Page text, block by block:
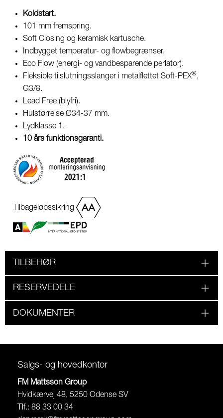
Koldstart.
101 mm fremspring.
Soft Closing og keramisk kartusche.
Indbygget temperatur- og flowbegrænser.
Eco Flow (energi- og vandbesparende perlator).
Fleksible tilslutningsslanger i metalflettet Soft-PEX®,
G3/8.
Lead Free (blyfri).
Hulstørrelse Ø34-37 mm.
Lydklasse 1.
10 års funktionsgaranti.
Tilbageløbssikring
TILBEHØR
RESERVEDELE
DOKUMENTER
Salgs- og hovedkontor
FM Mattsson Group
Hvidkærvej 48, 5250 Odense SV
Tlf.: 88 33 00 34